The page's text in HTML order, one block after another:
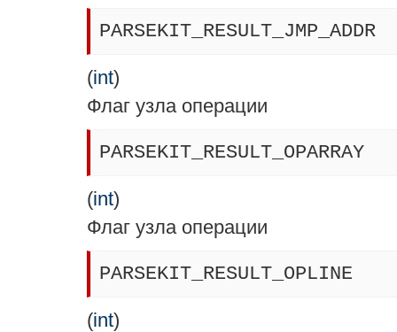
PARSEKIT_RESULT_JMP_ADDR
(int)
Флаг узла операции
PARSEKIT_RESULT_OPARRAY
(int)
Флаг узла операции
PARSEKIT_RESULT_OPLINE
(int)